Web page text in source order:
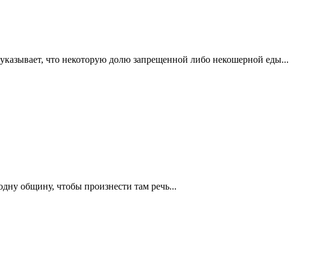
что некоторую долю запрещенной либо некошерной еды...
общину, чтобы произнести там речь...